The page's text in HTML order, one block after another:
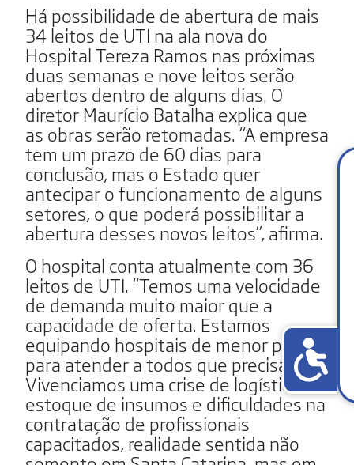
Há possibilidade de abertura de mais
34 leitos de UTI na ala nova do
Hospital Tereza Ramos nas próximas
duas semanas e nove leitos serão
abertos dentro de alguns dias. O
diretor Maurício Batalha explica que
as obras serão retomadas. “A empresa
tem um prazo de 60 dias para
conclusão, mas o Estado quer
antecipar o funcionamento de alguns
setores, o que poderá possibilitar a
abertura desses novos leitos”, afirma.
O hospital conta atualmente com 36
leitos de UTI. “Temos uma velocidade
de demanda muito maior que a
capacidade de oferta. Estamos
equipando hospitais de menor porte
para atender a todos que precisam.
Vivenciamos uma crise de logística, de
estoque de insumos e dificuldades na
contratação de profissionais
capacitados, realidade sentida não